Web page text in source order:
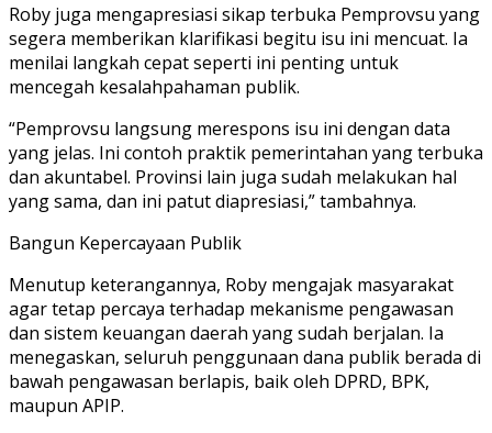
Roby juga mengapresiasi sikap terbuka Pemprovsu yang
segera memberikan klarifikasi begitu isu ini mencuat. Ia
menilai langkah cepat seperti ini penting untuk
mencegah kesalahpahaman publik.
“Pemprovsu langsung merespons isu ini dengan data
yang jelas. Ini contoh praktik pemerintahan yang terbuka
dan akuntabel. Provinsi lain juga sudah melakukan hal
yang sama, dan ini patut diapresiasi,” tambahnya.
Bangun Kepercayaan Publik
Menutup keterangannya, Roby mengajak masyarakat
agar tetap percaya terhadap mekanisme pengawasan
dan sistem keuangan daerah yang sudah berjalan. Ia
menegaskan, seluruh penggunaan dana publik berada di
bawah pengawasan berlapis, baik oleh DPRD, BPK,
maupun APIP.